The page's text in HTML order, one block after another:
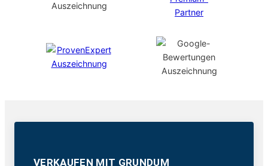
VERKAUFEN MIT GRUNDUM